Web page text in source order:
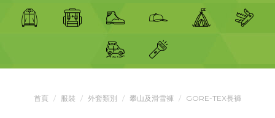
首頁 服裝 外套類別 攀山及滑雪褲 GORE-TEX長褲